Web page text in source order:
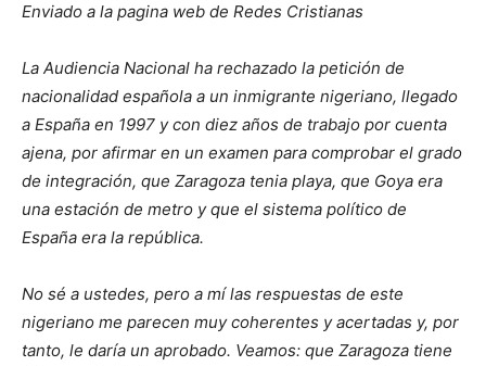
Enviado a la pagina web de Redes Cristianas
La Audiencia Nacional ha rechazado la petición de
nacionalidad española a un inmigrante nigeriano, llegado
a España en 1997 y con diez años de trabajo por cuenta
ajena, por afirmar en un examen para comprobar el grado
de integración, que Zaragoza tenia playa, que Goya era
una estación de metro y que el sistema político de
España era la república.
No sé a ustedes, pero a mí las respuestas de este
nigeriano me parecen muy coherentes y acertadas y, por
tanto, le daría un aprobado. Veamos: que Zaragoza tiene